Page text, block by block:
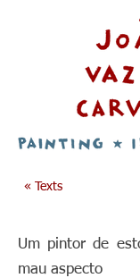
« Texts
Um pintor de
mau aspecto